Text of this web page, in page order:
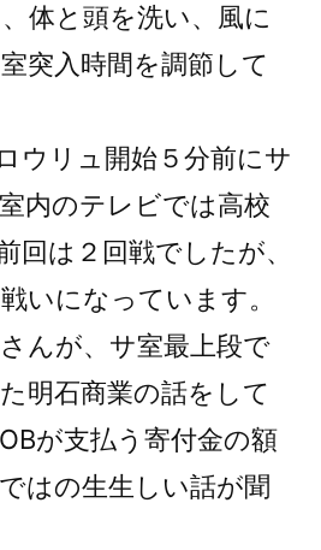
体と頭を洗い、風に
突入時間を調節して
ウリュ開始５分前にサ
内のテレビでは高校
回は２回戦でしたが、
いになっています。
んが、サ室最上段で
明石商業の話をして
が支払う寄付金の額
はの生生しい話が聞